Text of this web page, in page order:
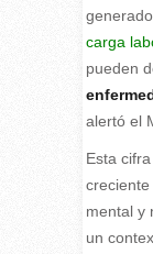
carga
pueden
alertó el
Esta
mental y
un